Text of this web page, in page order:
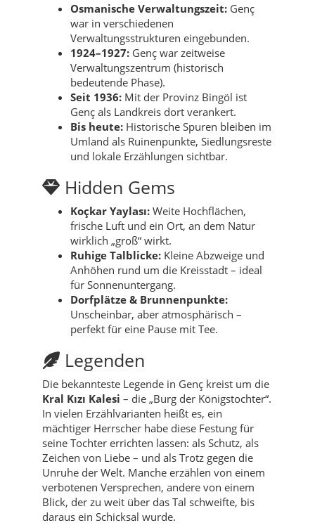
Osmanische Verwaltungszeit: Genç
war in verschiedenen
Verwaltungsstrukturen eingebunden.
1924–1927: Genç war zeitweise
Verwaltungszentrum (historisch
bedeutende Phase).
Seit 1936: Mit der Provinz Bingöl ist
Genç als Landkreis dort verankert.
Bis heute: Historische Spuren bleiben im
Umland als Ruinenpunkte, Siedlungsreste
und lokale Erzählungen sichtbar.
Hidden Gems
Koçkar Yaylası: Weite Hochflächen,
frische Luft und ein Ort, an dem Natur
wirklich „groß“ wirkt.
Ruhige Talblicke: Kleine Abzweige und
Anhöhen rund um die Kreisstadt – ideal
für Sonnenuntergang.
Dorfplätze & Brunnenpunkte:
Unscheinbar, aber atmosphärisch –
perfekt für eine Pause mit Tee.
Legenden
Die bekannteste Legende in Genç kreist um die
Kral Kızı Kalesi – die „Burg der Königstochter“.
In vielen Erzählvarianten heißt es, ein
mächtiger Herrscher habe diese Festung für
seine Tochter errichten lassen: als Schutz, als
Zeichen von Liebe – und als Trotz gegen die
Unruhe der Welt. Manche erzählen von einem
verbotenen Versprechen, andere von einem
Blick, der zu weit über das Tal schweifte, bis
daraus ein Schicksal wurde.